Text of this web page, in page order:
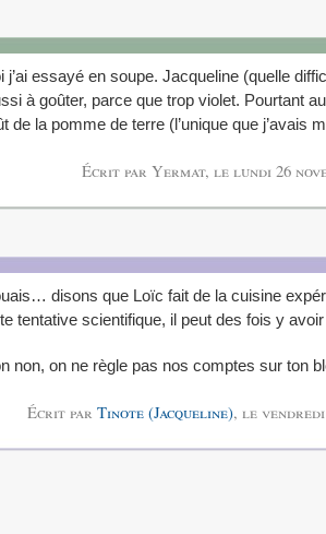
j’ai essayé en soupe. Jacqueline (quelle
à goûter, parce que trop violet. Pourtant
de la pomme de terre (l’unique que j’avais
Écrit par Yermat, le lundi 26
disons que Loïc fait de la cuisine
tentative scientifique, il peut des fois y
non, on ne règle pas nos comptes sur ton
Écrit par Tinote (Jacqueline), le vendredi